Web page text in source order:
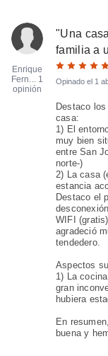
Enrique
Fern... 1
opinión
"Una
familia a
Opinado el 1
Destaco
casa:
1) El
muy bien
entre San
norte-)
2) La casa
estancia
Destaco el
WIFI
agradeció
tendedero.
Aspectos
1) La
gran
hubiera
En
buena y